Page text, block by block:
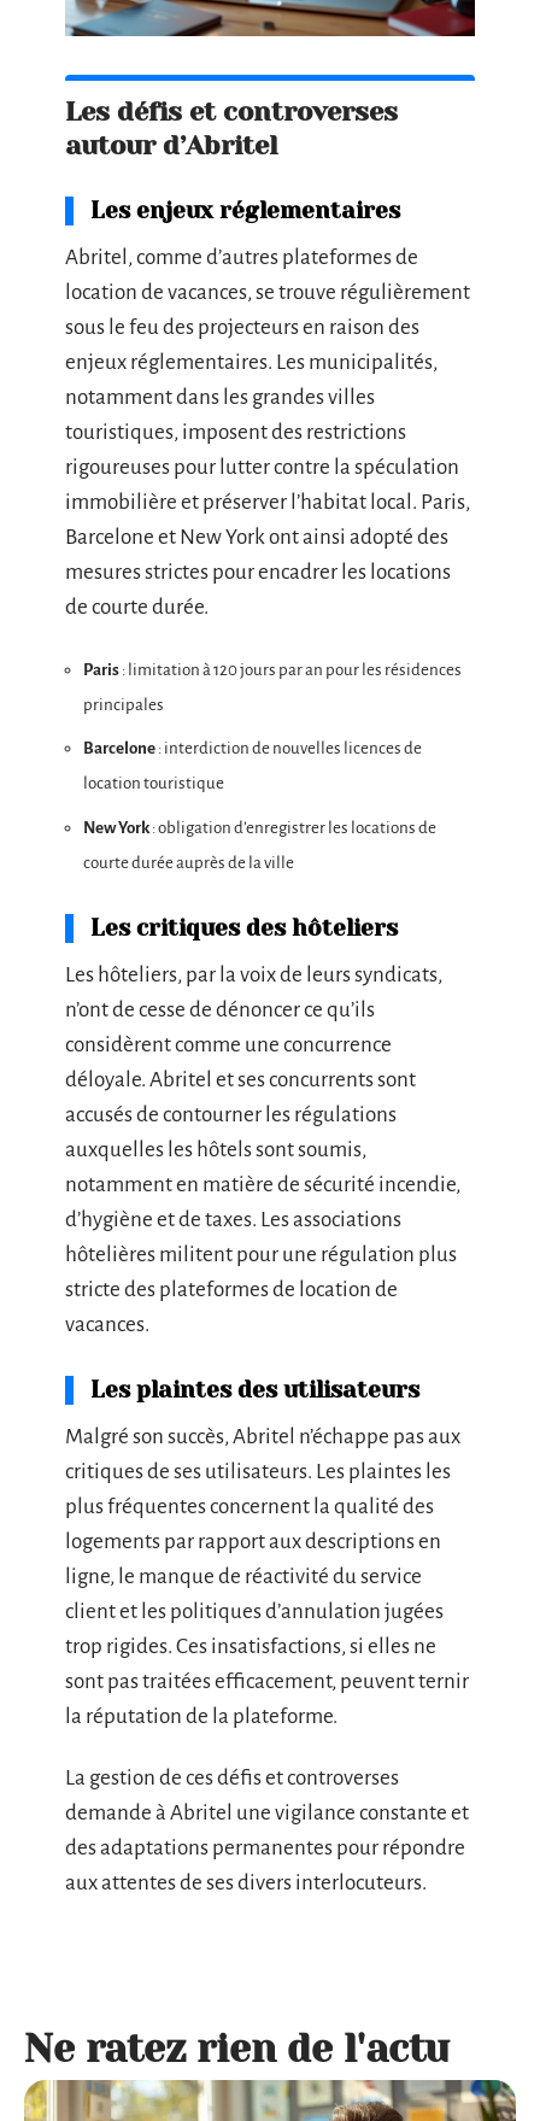
Les défis et controverses
autour d’Abritel
Les enjeux réglementaires
Abritel, comme d’autres plateformes de
location de vacances, se trouve régulièrement
sous le feu des projecteurs en raison des
enjeux réglementaires. Les municipalités,
notamment dans les grandes villes
touristiques, imposent des restrictions
rigoureuses pour lutter contre la spéculation
immobilière et préserver l’habitat local. Paris,
Barcelone et New York ont ainsi adopté des
mesures strictes pour encadrer les locations
de courte durée.
Paris : limitation à 120 jours par an pour les résidences
principales
Barcelone : interdiction de nouvelles licences de
location touristique
New York : obligation d’enregistrer les locations de
courte durée auprès de la ville
Les critiques des hôteliers
Les hôteliers, par la voix de leurs syndicats,
n’ont de cesse de dénoncer ce qu’ils
considèrent comme une concurrence
déloyale. Abritel et ses concurrents sont
accusés de contourner les régulations
auxquelles les hôtels sont soumis,
notamment en matière de sécurité incendie,
d’hygiène et de taxes. Les associations
hôtelières militent pour une régulation plus
stricte des plateformes de location de
vacances.
Les plaintes des utilisateurs
Malgré son succès, Abritel n’échappe pas aux
critiques de ses utilisateurs. Les plaintes les
plus fréquentes concernent la qualité des
logements par rapport aux descriptions en
ligne, le manque de réactivité du service
client et les politiques d’annulation jugées
trop rigides. Ces insatisfactions, si elles ne
sont pas traitées efficacement, peuvent ternir
la réputation de la plateforme.
La gestion de ces défis et controverses
demande à Abritel une vigilance constante et
des adaptations permanentes pour répondre
aux attentes de ses divers interlocuteurs.
Ne ratez rien de l'actu